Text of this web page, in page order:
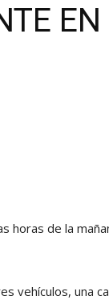
horas de la
vehículos, una